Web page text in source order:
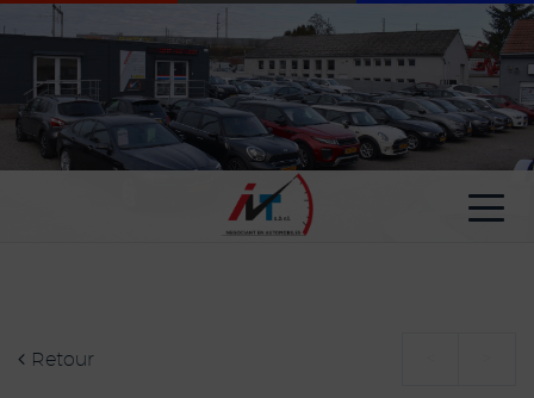
Retour
Paramètres avancés des cookies